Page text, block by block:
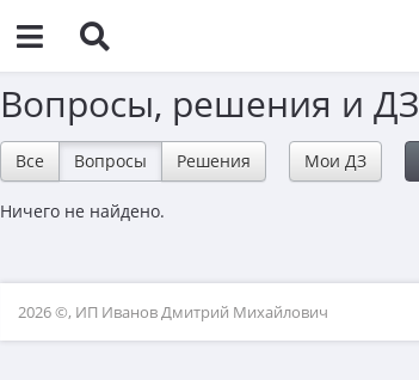
Вопросы, решения и ДЗ
Все Вопросы Решения Мои ДЗ
Ничего не найдено.
2026 ©, ИП Иванов Дмитрий Михайлович